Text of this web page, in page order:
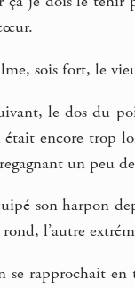
sois fort, le
le dos du
encore trop
un peu
son harpon
l’autre
se rapprochait